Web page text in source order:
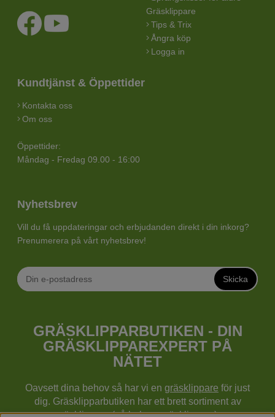
Gräsklippare
Tips & Trix
Ångra köp
Logga in
Kundtjänst & Öppettider
Kontakta oss
Om oss
Öppettider:
Måndag - Fredag 09.00 - 16:00
Nyhetsbrev
Vill du få uppdateringar och erbjudanden direkt i din inkorg?
Prenumerera på vårt nyhetsbrev!
Skicka
GRÄSKLIPPARBUTIKEN - DIN
GRÄSKLIPPAREXPERT PÅ
NÄTET
Oavsett dina behov så har vi en gräsklippare för just
dig. Gräsklipparbutiken har ett brett sortiment av